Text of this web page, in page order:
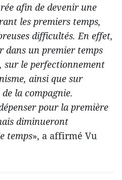
afin de devenir une
les premiers temps,
difficultés. En effet,
dans un premier temps
sur le perfectionnement
ainsi que sur
la compagnie.
pour la première
diminueront
temps», a affirmé Vu